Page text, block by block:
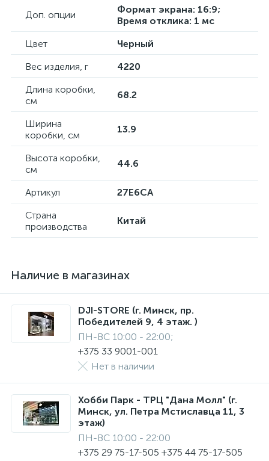
Доп. опции
Формат экрана: 16:9;
Время отклика: 1 мс
Цвет
Черный
Вес изделия, г
4220
Длина коробки,
см
68.2
Ширина
коробки, см
13.9
Высота коробки,
см
44.6
Артикул
27E6CA
Страна
производства
Китай
Наличие в магазинах
DJI-STORE (г. Минск, пр.
Победителей 9, 4 этаж. )
ПН-ВС 10:00 - 22:00;
+375 33 9001-001
Нет в наличии
Хобби Парк - ТРЦ "Дана Молл" (г.
Минск, ул. Петра Мстиславца 11, 3
этаж)
ПН-ВС 10:00 - 22:00
+375 29 75-17-505 +375 44 75-17-505